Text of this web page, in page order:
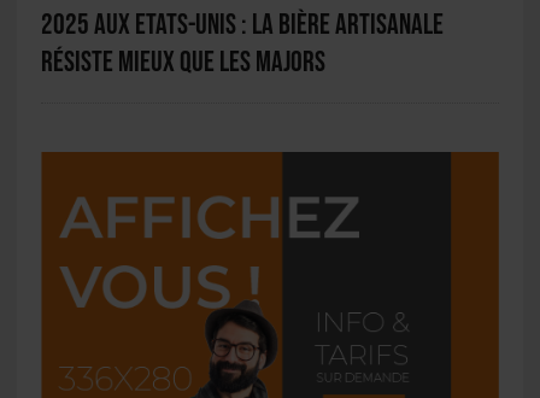
2025 aux Etats-Unis : la bière artisanale
résiste mieux que les majors